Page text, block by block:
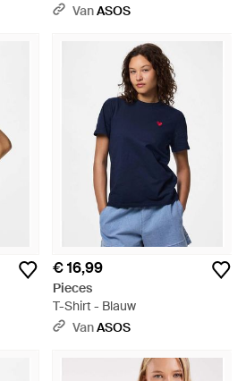
VanASOS
€ 16,99
Pieces
T-Shirt - Blauw
VanASOS